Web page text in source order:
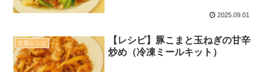
2025.09.01
主菜レシピ
【レシピ】豚こまと玉ねぎの甘辛
炒め（冷凍ミールキット）